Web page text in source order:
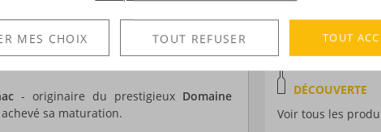
Degré :55.9°
Edition :limitée à
DÉCOUVERTE
Voir tous les
privilégie les finitions originales… Ainsi le
quatre ans de vieillissement en fûts
finition d’un an en
- originaire du prestigieux Domaine
sa maturation.
MES CHOIX TOUT REFUSER TOUT